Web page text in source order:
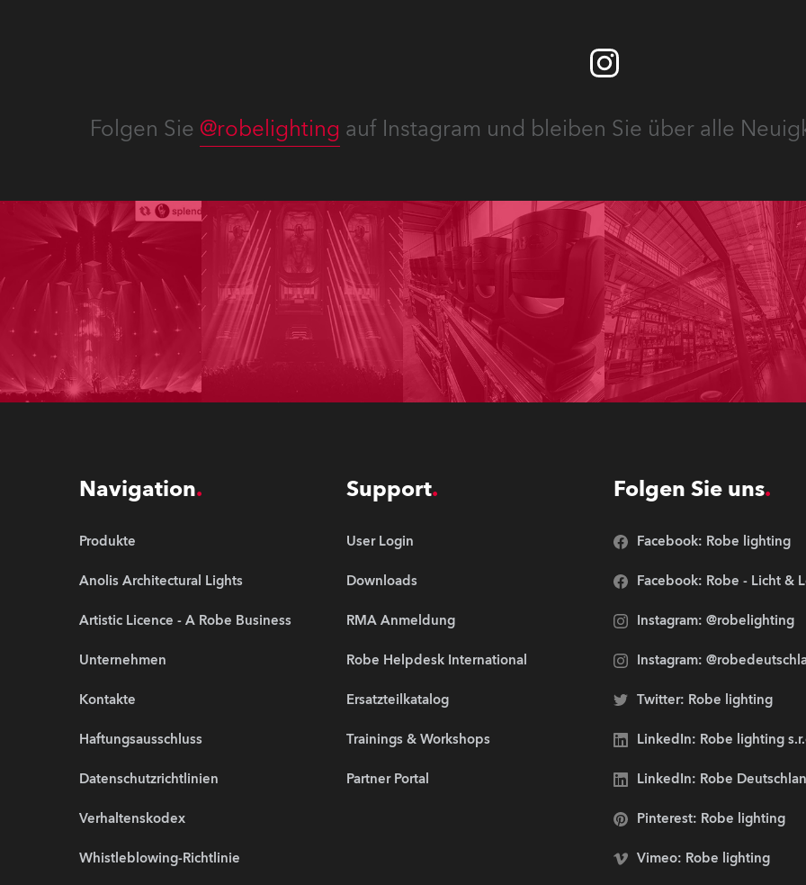
Folgen Sie @robelighting auf Instagram und bleiben Sie über alle
Navigation
Produkte
Anolis Architectural Lights
Artistic Licence - A Robe Business
Unternehmen
Kontakte
Haftungsausschluss
Datenschutzrichtlinien
Verhaltenskodex
Whistleblowing-Richtlinie
Support
User Login
Downloads
RMA Anmeldung
Robe Helpdesk International
Ersatzteilkatalog
Trainings & Workshops
Partner Portal
Folgen Sie uns
Facebook: Robe lighting
Facebook: Robe - Licht &
Instagram: @robelighting
Instagram:
Twitter: Robe lighting
LinkedIn: Robe lighting
LinkedIn: Robe
Pinterest: Robe lighting
Vimeo: Robe lighting